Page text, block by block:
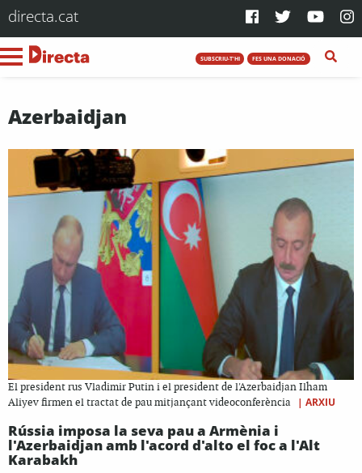
directa.cat
SUBSCRIU-T'HI FES UNA DONACIÓ
Azerbaidjan
El president rus Vladimir Putin i el president de l'Azerbaidjan Ilham
Aliyev firmen el tractat de pau mitjançant videoconferència
| ARXIU
Rússia imposa la seva pau a Armènia i
l'Azerbaidjan amb l'acord d'alto el foc a l'Alt
Karabakh